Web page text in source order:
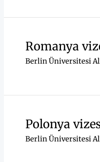
Romanya
Berlin Üniversitesi
Polonya
Berlin Üniversitesi